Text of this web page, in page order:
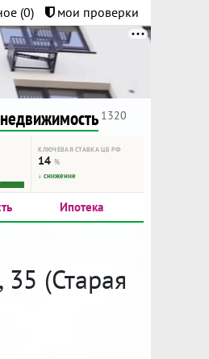
(0) мои проверки
1320
КЛЮЧЕВАЯ СТАВКА ЦБ РФ
14%
↓ снижение
Ипотека
(Старая